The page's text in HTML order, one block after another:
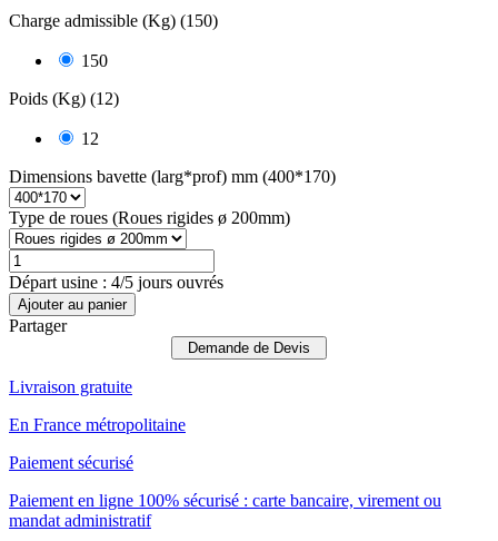
Charge admissible (Kg) (150)
150
Poids (Kg) (12)
12
Dimensions bavette (larg*prof) mm (400*170)
Type de roues (Roues rigides ø 200mm)
Départ usine : 4/5 jours ouvrés
Ajouter au panier
Partager
Demande de Devis
Livraison gratuite
En France métropolitaine
Paiement sécurisé
Paiement en ligne 100% sécurisé : carte bancaire, virement ou
mandat administratif